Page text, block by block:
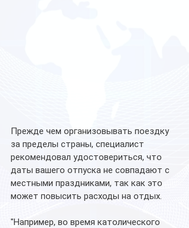
Прежде чем организовывать поездку
за пределы страны, специалист
рекомендовал удостовериться, что
даты вашего отпуска не совпадают с
местными праздниками, так как это
может повысить расходы на отдых.
"Например, во время католического